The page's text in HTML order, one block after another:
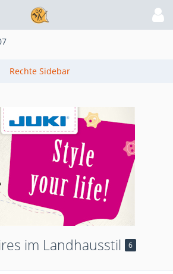
im Landhausstil 6